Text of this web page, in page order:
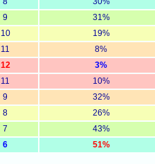
9 31%
10 19%
11 8%
12 3%
11 10%
9 32%
8 26%
7 43%
6 51%